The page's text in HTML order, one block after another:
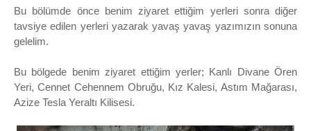
Bu bölümde önce benim ziyaret ettiğim yerleri sonra diğer
tavsiye edilen yerleri yazarak yavaş yavaş yazımızın sonuna
gelelim.
Bu bölgede benim ziyaret ettiğim yerler; Kanlı Divane Ören
Yeri, Cennet Cehennem Obruğu, Kız Kalesi, Astım Mağarası,
Azize Tesla Yeraltı Kilisesi.